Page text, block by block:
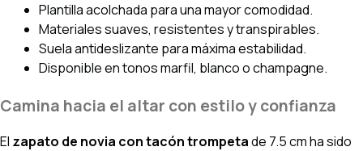
Plantilla acolchada para una mayor comodidad.
Materiales suaves, resistentes y transpirables.
Suela antideslizante para máxima estabilidad.
Disponible en tonos marfil, blanco o champagne.
Camina hacia el altar con estilo y confianza
El zapato de novia con tacón trompetade 7.5 cm ha sido